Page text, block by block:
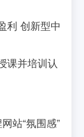
利 创新型中
课并培训认
站“氛围感”